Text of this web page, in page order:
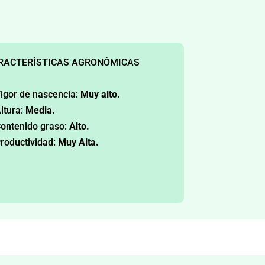
AGRONÓMICAS
de nascencia: Muy alto.
Media.
graso:Alto.
Muy Alta.